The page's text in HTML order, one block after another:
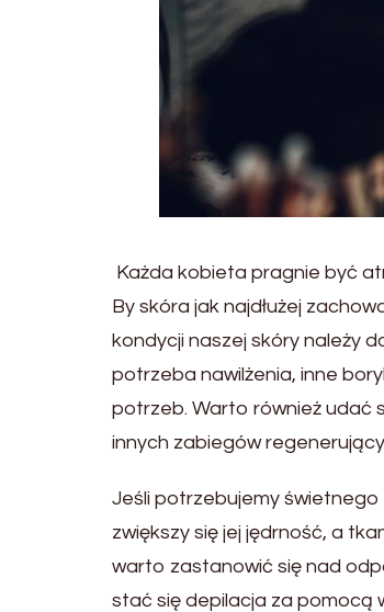
Każda kobieta pragnie być
By skóra jak najdłużej
kondycji naszej skóry należy
potrzeba nawilżenia, inne
potrzeb. Warto również udać
innych zabiegów
Jeśli potrzebujemy
zwiększy się jej jędrność, a
warto zastanowić się nad
stać się depilacja za pomocą